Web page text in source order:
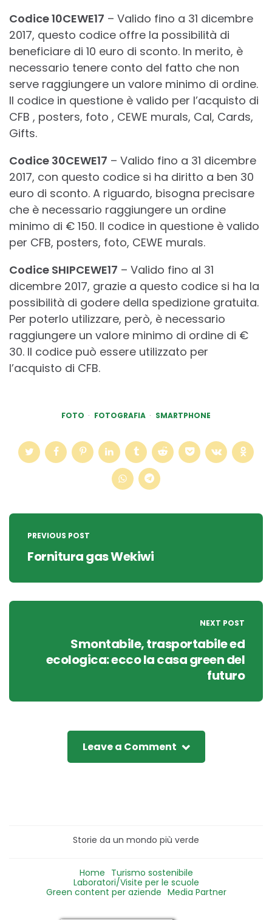
Codice 10CEWE17 – Valido fino a 31 dicembre
2017, questo codice offre la possibilità di
beneficiare di 10 euro di sconto. In merito, è
necessario tenere conto del fatto che non
serve raggiungere un valore minimo di ordine.
Il codice in questione è valido per l’acquisto di
CFB , posters, foto , CEWE murals, Cal, Cards,
Gifts.
Codice 30CEWE17 – Valido fino a 31 dicembre
2017, con questo codice si ha diritto a ben 30
euro di sconto. A riguardo, bisogna precisare
che è necessario raggiungere un ordine
minimo di € 150. Il codice in questione è valido
per CFB, posters, foto, CEWE murals.
Codice SHIPCEWE17 – Valido fino al 31
dicembre 2017, grazie a questo codice si ha la
possibilità di godere della spedizione gratuita.
Per poterlo utilizzare, però, è necessario
raggiungere un valore minimo di ordine di €
30. Il codice può essere utilizzato per
l’acquisto di CFB.
FOTO FOTOGRAFIA SMARTPHONE
Post
navigation
PREVIOUS POST
Fornitura gas Wekiwi
NEXT POST
Smontabile, trasportabile ed
ecologica: ecco la casa green del
futuro
Leave a Comment
Storie da un mondo più verde
Home Turismo sostenibile
Laboratori/Visite per le scuole
Green content per aziende Media Partner